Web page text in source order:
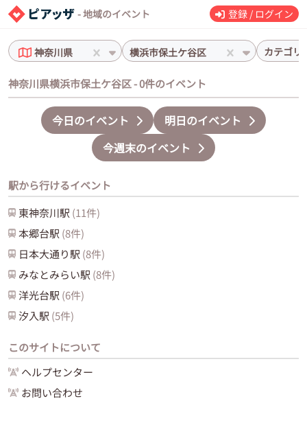
- 地域のイベント 登録 / ログイン
神奈川県 横浜市保土ケ谷区 カテゴリ
神奈川県横浜市保土ケ谷区 - 0件のイベント
今日のイベント
明日のイベント
今週末のイベント
駅から行けるイベント
東神奈川駅 (11件)
本郷台駅 (8件)
日本大通り駅 (8件)
みなとみらい駅 (8件)
洋光台駅 (6件)
汐入駅 (5件)
このサイトについて
ヘルプセンター
お問い合わせ